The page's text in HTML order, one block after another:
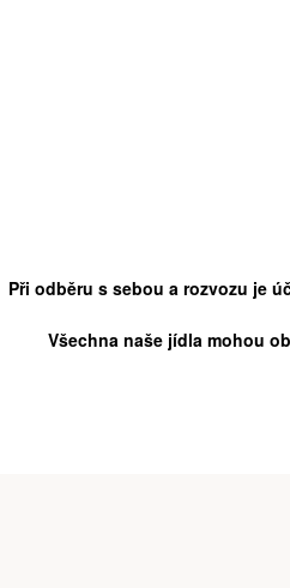
Při odběru s sebou a rozvozu je
Všechna naše jídla mohou